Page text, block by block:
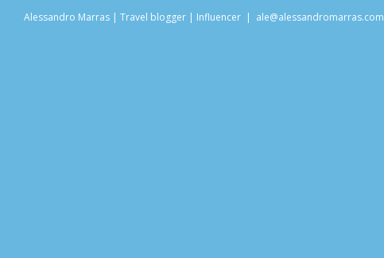
Alessandro Marras | Travel blogger | Influencer | ale@alessandromarras.com